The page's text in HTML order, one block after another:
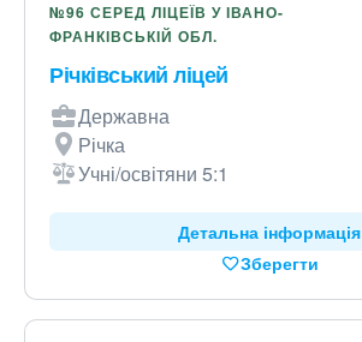
№96 СЕРЕД ЛІЦЕЇВ У ІВАНО-
ФРАНКІВСЬКІЙ ОБЛ.
Річківський ліцей
Державна
Річка
Учні/освітяни 5:1
Детальна інформація
Зберегти